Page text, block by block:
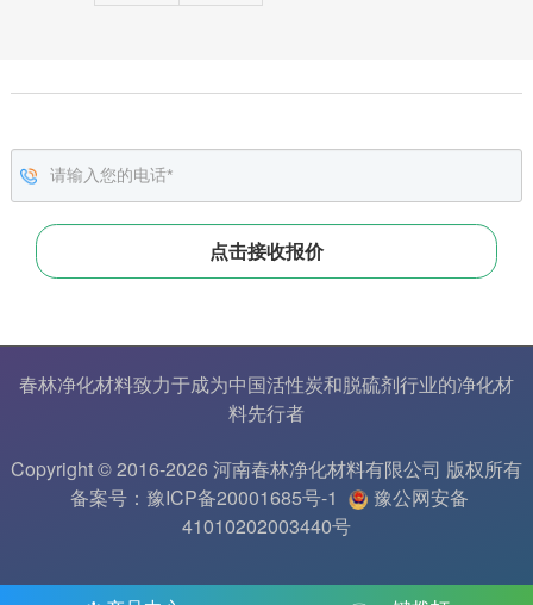
春林净化材料致力于成为中国活性炭和脱硫剂行业的净化材
料先行者
Copyright © 2016-2026 河南春林净化材料有限公司 版权所有
备案号：豫ICP备20001685号-1
豫公网安备
41010202003440号